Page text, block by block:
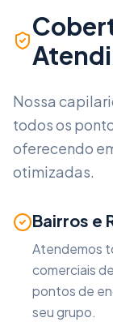
Nossa
todos os
oferecendo
otimizadas.
Bairros e
Atendemos
comerciais de
pontos de
seu grupo.